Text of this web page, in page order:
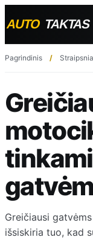
Pagrindinis
Greičiausi
išsiskiria tuo, kad